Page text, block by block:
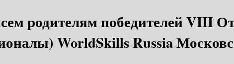
родителям победителей VIII
WorldSkills Russia